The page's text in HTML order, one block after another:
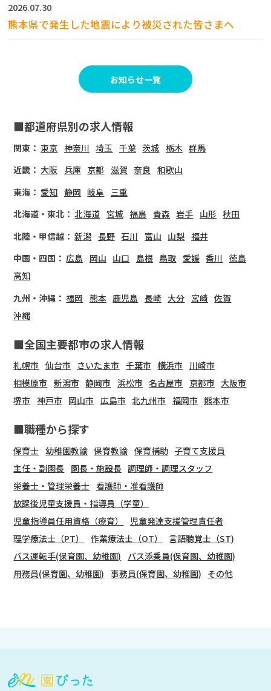
2026.07.30
熊本県で発生した地震により被災された皆さまへ
お知らせ一覧
■都道府県別の求人情報
関東： 東京 神奈川 埼玉 千葉 茨城 栃木 群馬
近畿： 大阪 兵庫 京都 滋賀 奈良 和歌山
東海： 愛知 静岡 岐阜
三重
北海道・東北： 北海道 宮城 福島 青森 岩手 山形 秋田
北陸・甲信越： 新潟 長野 石川 富山 山梨 福井
中国・四国： 広島 岡山 山口 島根 鳥取 愛媛 香川 徳島
高知
九州・沖縄： 福岡 熊本 鹿児島 長崎 大分 宮崎 佐賀
沖縄
■全国主要都市の求人情報
札幌市 仙台市 さいたま市 千葉市 横浜市 川崎市
相模原市 新潟市 静岡市 浜松市 名古屋市 京都市 大阪市
堺市 神戸市 岡山市 広島市 北九州市 福岡市 熊本市
■職種から探す
保育士 幼稚園教諭 保育教諭 保育補助 子育て支援員
主任・副園長 園長・施設長 調理師・調理スタッフ
栄養士・管理栄養士 看護師・准看護師
放課後児童支援員・指導員（学童）
児童指導員任用資格（療育）
児童発達支援管理責任者
理学療法士（PT）
作業療法士（OT）
言語聴覚士（ST)
バス運転手(保育園、幼稚園)
バス添乗員(保育園、幼稚園)
用務員(保育園、幼稚園) 事務員(保育園、幼稚園) その他
登